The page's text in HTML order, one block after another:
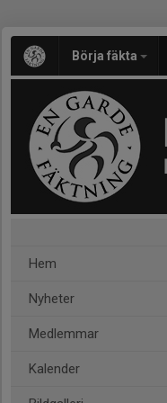
Börja fäkta
Hem
Nyheter
Medlemmar
Kalender